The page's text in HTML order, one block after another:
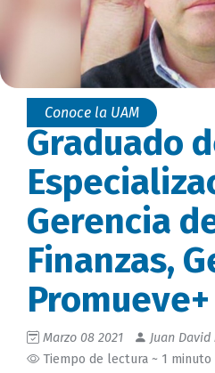
Conoce la UAM
Graduado
Gerencia
Finanzas,
Promueve+
Marzo 08 2021
Juan
Tiempo de lectura ~ 1 minuto